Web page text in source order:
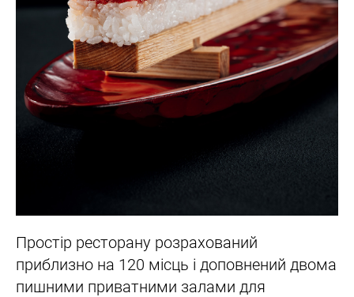
Простір ресторану розрахований
приблизно на 120 місць і доповнений двома
пишними приватними залами для